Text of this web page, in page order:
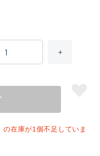
の在庫が1個不足していま